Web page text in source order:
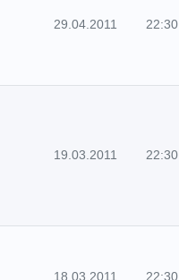
29.04.2011 22:30
19.03.2011 22:30
18.03.2011 22:30